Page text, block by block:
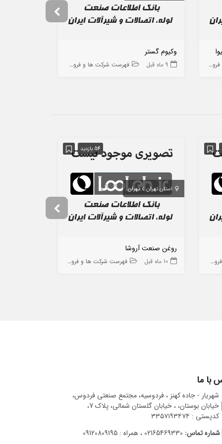
ها
وکیوم گستر
9 ماه قبل فهرست شرکت ها و فروشگاه ها
ها
54 بازدید
استان تهران تهران
روغن صنعت آروشا
10 ماه قبل فهرست شرکت ها و فروشگاه ها
با ما
شهریار - جاده کهنز ، فردوسیه، مجتمع صنعتی فردوس،
خیابان بوستان، ، خیابان گلستان شمالی، پلاک 7،
کدپستی : ۳۳۵۷۱۹۳۴۷۴
شماره تماس: 02165469330 ، همراه : 09120809195